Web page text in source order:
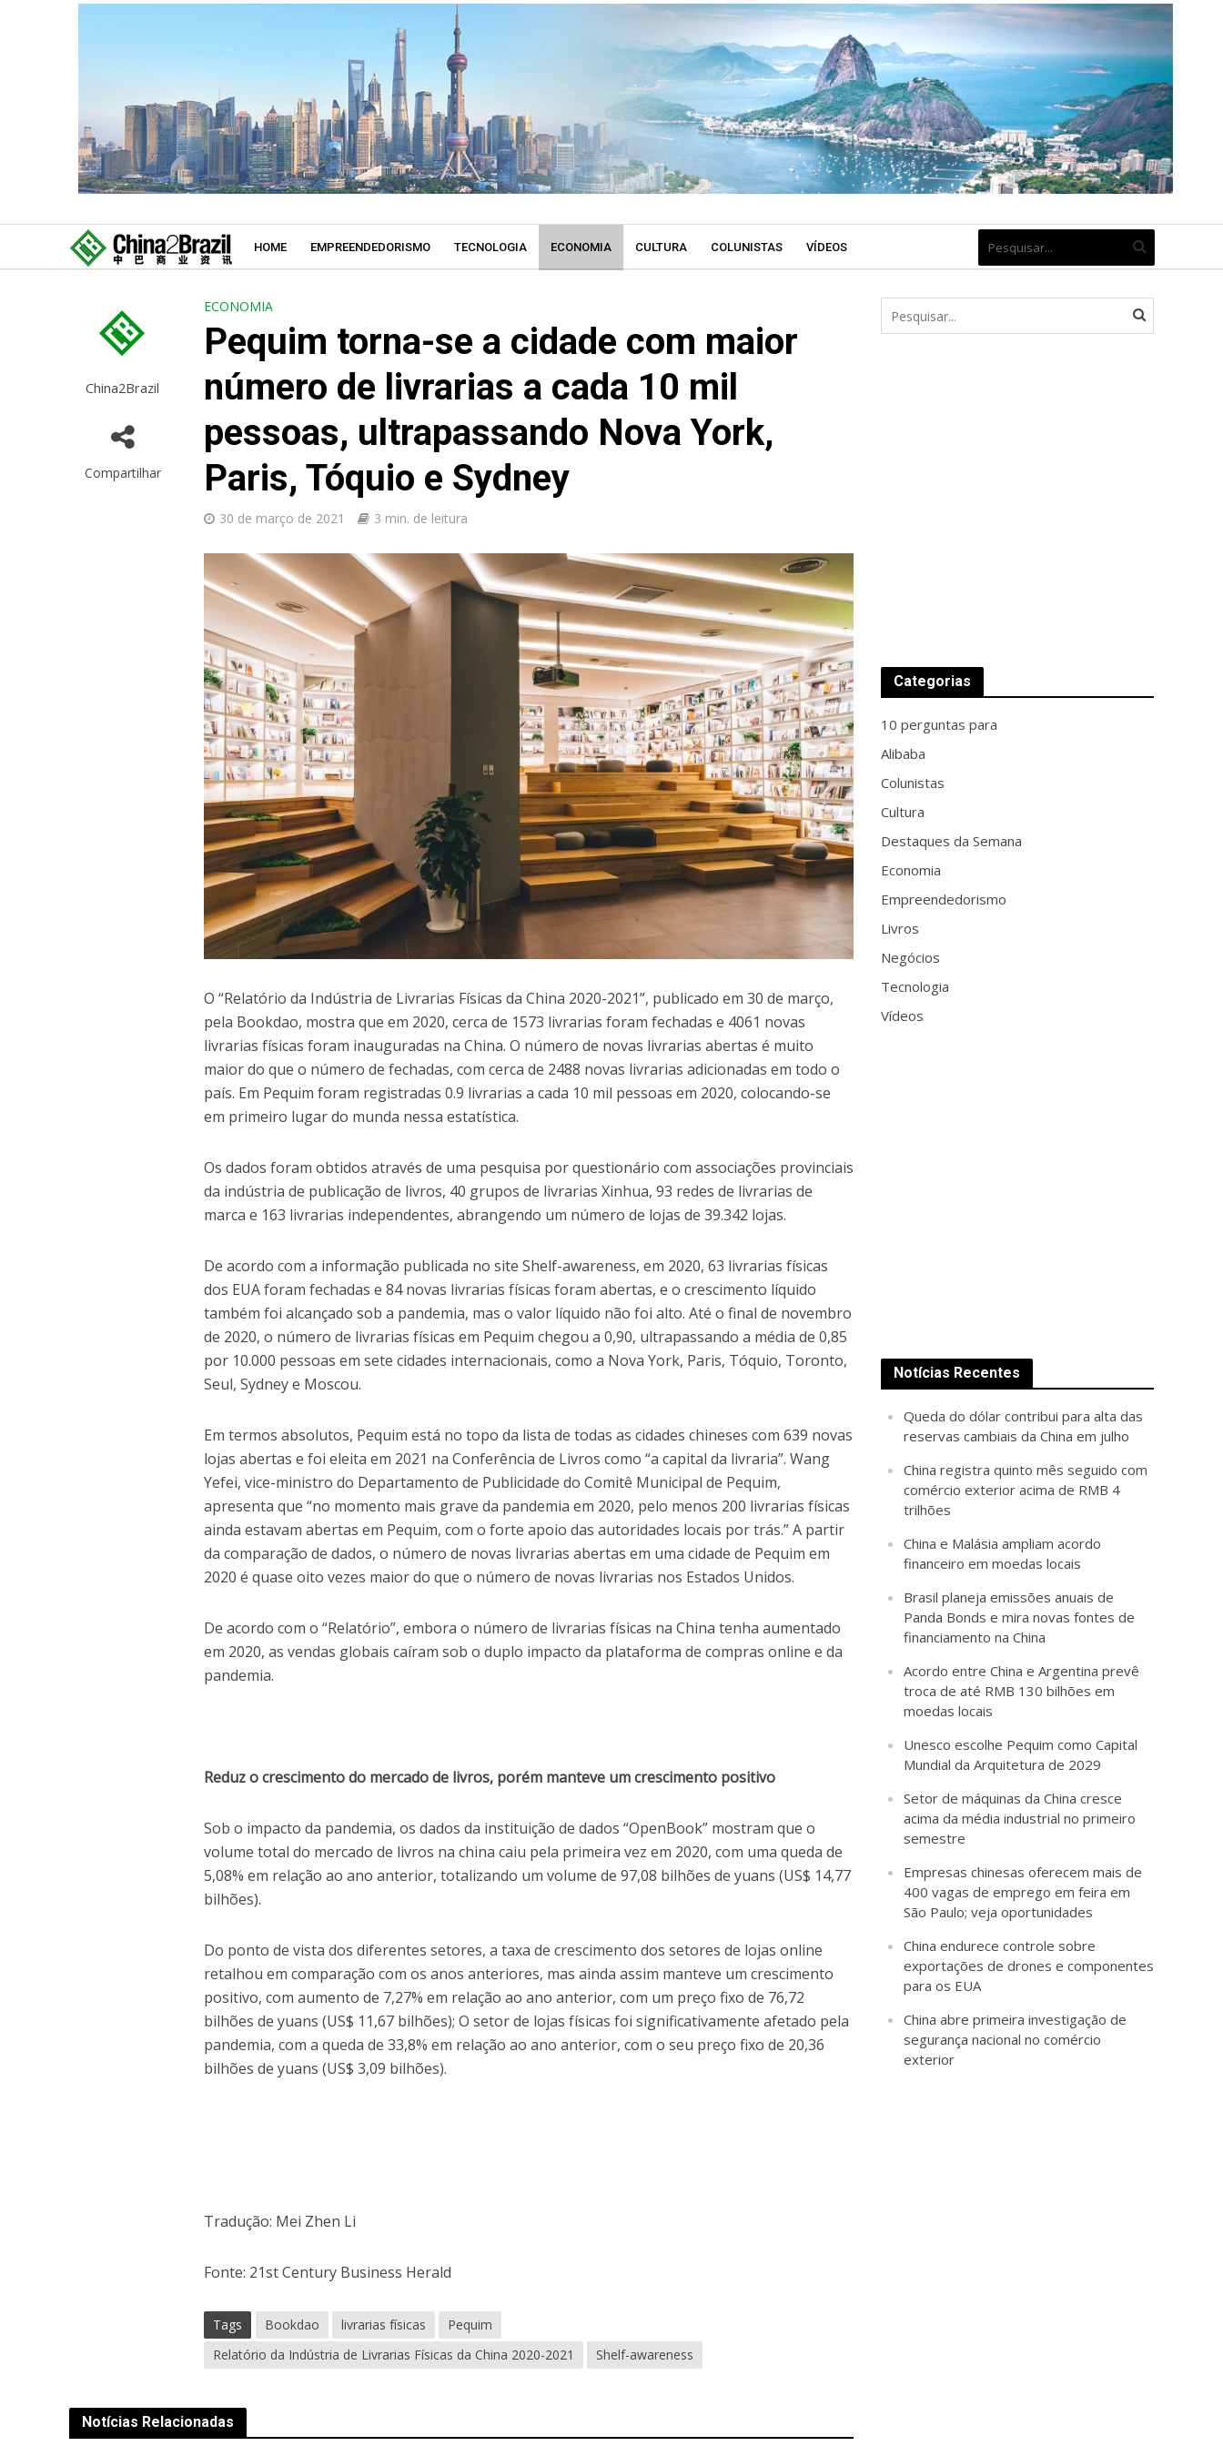
HOME EMPREENDEDORISMO TECNOLOGIA ECONOMIA CULTURA COLUNISTAS VÍDEOS
China2Brazil
Compartilhar
ECONOMIA
Pequim torna-se a cidade com maior
número de livrarias a cada 10 mil
pessoas, ultrapassando Nova York,
Paris, Tóquio e Sydney
30 de março de 2021 3 min. de leitura
O “Relatório da Indústria de Livrarias Físicas da China 2020-2021”, publicado em 30 de março,
pela Bookdao, mostra que em 2020, cerca de 1573 livrarias foram fechadas e 4061 novas
livrarias físicas foram inauguradas na China. O número de novas livrarias abertas é muito
maior do que o número de fechadas, com cerca de 2488 novas livrarias adicionadas em todo o
país. Em Pequim foram registradas 0.9 livrarias a cada 10 mil pessoas em 2020, colocando-se
em primeiro lugar do munda nessa estatística.
Os dados foram obtidos através de uma pesquisa por questionário com associações provinciais
da indústria de publicação de livros, 40 grupos de livrarias Xinhua, 93 redes de livrarias de
marca e 163 livrarias independentes, abrangendo um número de lojas de 39.342 lojas.
De acordo com a informação publicada no site Shelf-awareness, em 2020, 63 livrarias físicas
dos EUA foram fechadas e 84 novas livrarias físicas foram abertas, e o crescimento líquido
também foi alcançado sob a pandemia, mas o valor líquido não foi alto. Até o final de novembro
de 2020, o número de livrarias físicas em Pequim chegou a 0,90, ultrapassando a média de 0,85
por 10.000 pessoas em sete cidades internacionais, como a Nova York, Paris, Tóquio, Toronto,
Seul, Sydney e Moscou.
Em termos absolutos, Pequim está no topo da lista de todas as cidades chineses com 639 novas
lojas abertas e foi eleita em 2021 na Conferência de Livros como “a capital da livraria”. Wang
Yefei, vice-ministro do Departamento de Publicidade do Comitê Municipal de Pequim,
apresenta que “no momento mais grave da pandemia em 2020, pelo menos 200 livrarias físicas
ainda estavam abertas em Pequim, com o forte apoio das autoridades locais por trás.” A partir
da comparação de dados, o número de novas livrarias abertas em uma cidade de Pequim em
2020 é quase oito vezes maior do que o número de novas livrarias nos Estados Unidos.
De acordo com o “Relatório”, embora o número de livrarias físicas na China tenha aumentado
em 2020, as vendas globais caíram sob o duplo impacto da plataforma de compras online e da
pandemia.
Reduz o crescimento do mercado de livros, porém manteve um crescimento positivo
Sob o impacto da pandemia, os dados da instituição de dados “OpenBook” mostram que o
volume total do mercado de livros na china caiu pela primeira vez em 2020, com uma queda de
5,08% em relação ao ano anterior, totalizando um volume de 97,08 bilhões de yuans (US$ 14,77
bilhões).
Do ponto de vista dos diferentes setores, a taxa de crescimento dos setores de lojas online
retalhou em comparação com os anos anteriores, mas ainda assim manteve um crescimento
positivo, com aumento de 7,27% em relação ao ano anterior, com um preço fixo de 76,72
bilhões de yuans (US$ 11,67 bilhões); O setor de lojas físicas foi significativamente afetado pela
pandemia, com a queda de 33,8% em relação ao ano anterior, com o seu preço fixo de 20,36
bilhões de yuans (US$ 3,09 bilhões).
Tradução: Mei Zhen Li
Fonte: 21st Century Business Herald
Tags Bookdao livrarias físicas
Pequim
Relatório da Indústria de Livrarias Físicas da China 2020-2021
Shelf-awareness
Notícias Relacionadas
Categorias
10 perguntas para
Alibaba
Colunistas
Cultura
Destaques da Semana
Economia
Empreendedorismo
Livros
Negócios
Tecnologia
Vídeos
Notícias Recentes
Queda do dólar contribui para alta das
reservas cambiais da China em julho
China registra quinto mês seguido com
comércio exterior acima de RMB 4
trilhões
China e Malásia ampliam acordo
financeiro em moedas locais
Brasil planeja emissões anuais de
Panda Bonds e mira novas fontes de
financiamento na China
Acordo entre China e Argentina prevê
troca de até RMB 130 bilhões em
moedas locais
Unesco escolhe Pequim como Capital
Mundial da Arquitetura de 2029
Setor de máquinas da China cresce
acima da média industrial no primeiro
semestre
Empresas chinesas oferecem mais de
400 vagas de emprego em feira em
São Paulo; veja oportunidades
China endurece controle sobre
exportações de drones e componentes
para os EUA
China abre primeira investigação de
segurança nacional no comércio
exterior